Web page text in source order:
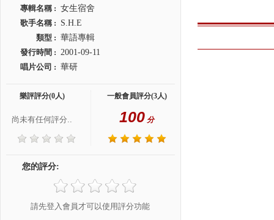
專輯名稱 : 女生宿舍
歌手名稱 : S.H.E
類型 : 華語專輯
發行時間 : 2001-09-11
唱片公司 : 華研
樂評評分(0人)
尚未有任何評分..
一般會員評分(3人)
100 分
您的評分:
請先登入會員才可以使用評分功能